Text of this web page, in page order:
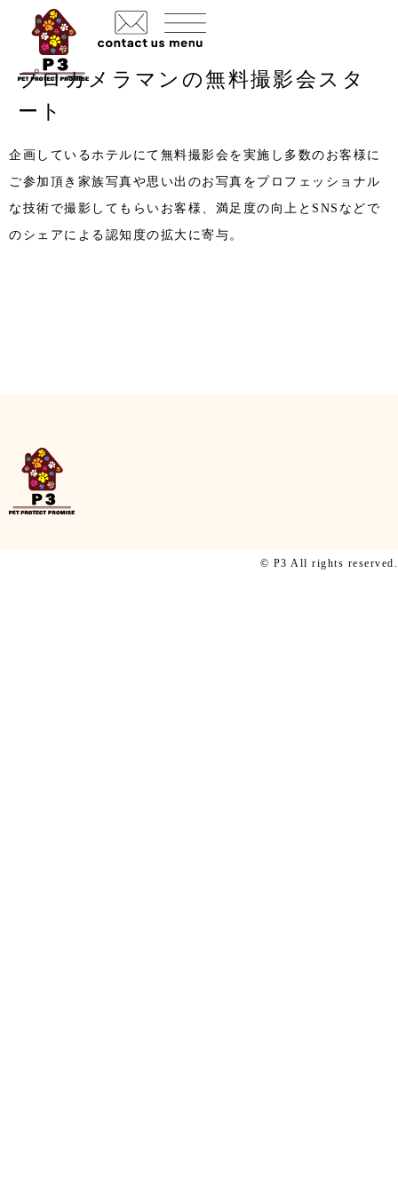
プロカメラマンの無料撮影会スタ
ート
企画しているホテルにて無料撮影会を実施し多数のお客様に
ご参加頂き家族写真や思い出のお写真をプロフェッショナル
な技術で撮影してもらいお客様、満足度の向上とSNSなどで
のシェアによる認知度の拡大に寄与。
©️ P3 All rights reserved.